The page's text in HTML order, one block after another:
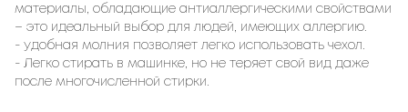
материалы, обладающие антиаллергическими свойствами
– это идеальный выбор для людей, имеющих аллергию.
- удобная молния позволяет легко использовать чехол.
- Легко стирать в машинке, но не теряет свой вид даже
после многочисленной стирки.